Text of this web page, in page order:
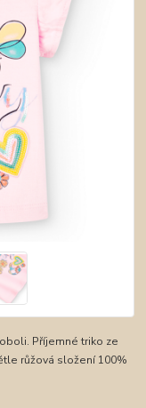
Příjemné triko ze
růžová složení 100%